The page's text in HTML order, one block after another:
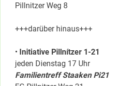
Pillnitzer Weg 8
+++darüber hinaus+++
• Initiative Pillnítzer 1-21
jeden Dienstag 17 Uhr
Familientreff Staaken Pi21